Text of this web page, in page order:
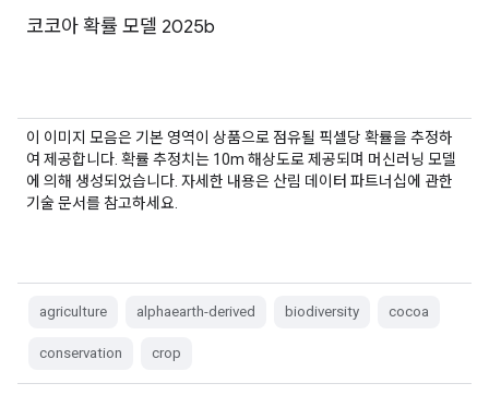
코코아 확률 모델 2025b
이 이미지 모음은 기본 영역이 상품으로 점유될 픽셀당 확률을 추정하
여 제공합니다. 확률 추정치는 10m 해상도로 제공되며 머신러닝 모델
에 의해 생성되었습니다. 자세한 내용은 산림 데이터 파트너십에 관한
기술 문서를 참고하세요.
agriculture alphaearth-derived biodiversity cocoa
conservation crop